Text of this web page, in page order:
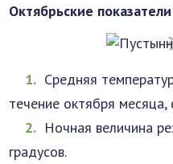
Октябрьские
Средняя
течение октября месяца,
Ночная величина
градусов.